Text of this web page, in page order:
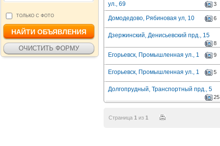
ТОЛЬКО С ФОТО
ул., 69
3
Домодедово, Рябиновая ул, 10 6
Дзержинский, Денисьевский прд., 15
8
Егорьевск, Промышленная ул., 1 9
Егорьевск, Промышленная ул., 1 5
Долгопрудный, Транспортный прд., 5
25
Страница 1 из 1